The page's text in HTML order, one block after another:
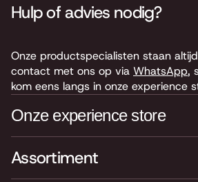
Assortiment
Hulp of advies nodig?
Onze productspecialisten staan
contact met ons op via WhatsApp,
kom eens langs in onze experience
Onze experience store
Je nieuwe instrument testen? Kom